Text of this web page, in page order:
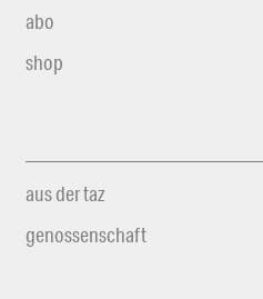
abo
shop
aus der taz
genossenschaft